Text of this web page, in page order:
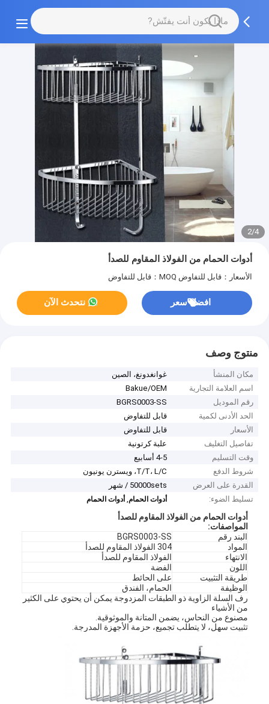
2/4
أدوات الحمام من الفولاذ المقاوم للصدأ
الأسعار：قابل للتفاوض MOQ：قابل للتفاوض
افضل سعر نتحدث الآن
منتوج وصف
مكان المنشأ
غوانغدونغ، الصين
اسم العلامة التجارية
Bakue/OEM
رقم الموديل
BGRS0003-SS
الحد الأدنى لكمية
قابل للتفاوض
الأسعار
قابل للتفاوض
تفاصيل التغليف
علبة كرتونية
وقت التسليم
4-5 أسابيع
شروط الدفع
T/T، L/C، ويسترن يونيون
القدرة على العرض
50000sets / شهر
تسليط الضوء:
أدوات الحمام,أدوات الحمام
أدوات الحمام من الفولاذ المقاوم للصدأ
المواصفات:
البند رقم
BGRS0003-SS
المواد
304 الفولاذ المقاوم للصدأ
الانتهاء
الفولاذ المقاوم للصدأ
اللون
الفضة
طريقة التثبيت
على الحائط
الوظيفة
الحمام، الفندق
رف السلة الزاوية ذو الطبقات المزدوجة يمكن أن يحتوي على الكثير
من الأشياء
مصنوع من النحاس، يضمن المتانة والموثوقية.
تثبيت سهل، لا يتطلب تجميع، حزمة الأجهزة المدرجة.